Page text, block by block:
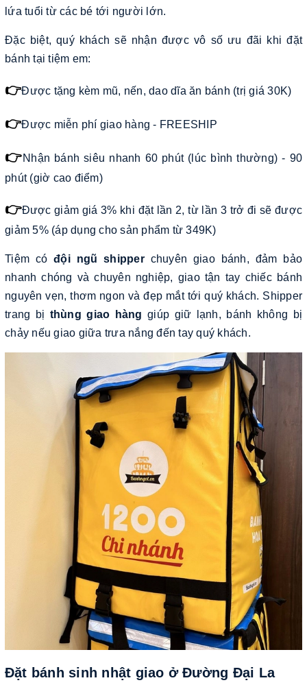
lứa tuổi từ các bé tới người lớn.
Đặc biệt, quý khách sẽ nhận được vô số ưu đãi khi đặt
bánh tại tiệm em:
👉Được tặng kèm mũ, nến, dao dĩa ăn bánh (trị giá 30K)
👉Được miễn phí giao hàng - FREESHIP
👉Nhận bánh siêu nhanh 60 phút (lúc bình thường) - 90
phút (giờ cao điểm)
👉Được giảm giá 3% khi đặt lần 2, từ lần 3 trở đi sẽ được
giảm 5% (áp dụng cho sản phẩm từ 349K)
Tiệm cóđội ngũ shipperchuyên giao bánh, đảm bảo
nhanh chóng và chuyên nghiệp, giao tận tay chiếc bánh
nguyên vẹn, thơm ngon và đẹp mắt tới quý khách. Shipper
trang bị thùng giao hàng giúp giữ lạnh, bánh không bị
chảy nếu giao giữa trưa nắng đến tay quý khách.
Đặt bánh sinh nhật giao ở Đường Đại La